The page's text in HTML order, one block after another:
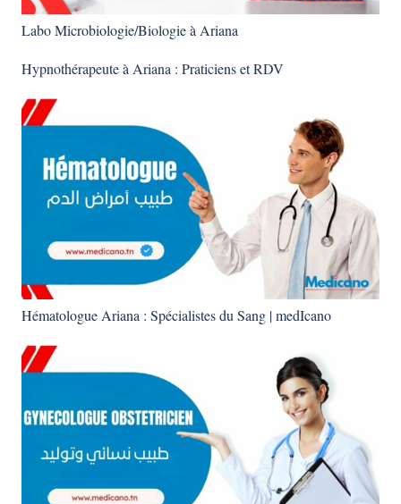
Labo Microbiologie/Biologie à Ariana
Hypnothérapeute à Ariana : Praticiens et RDV
Hématologue Ariana : Spécialistes du Sang | medIcano